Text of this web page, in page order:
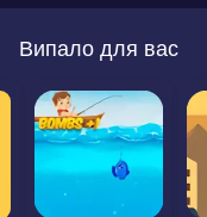
Випало для вас